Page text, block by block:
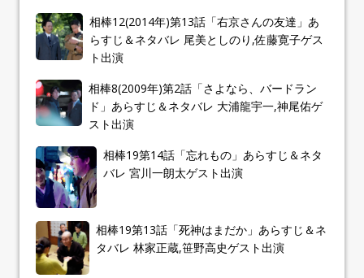
相棒12(2014年)第13話「右京さんの友達」あ
らすじ＆ネタバレ 尾美としのり,佐藤寛子ゲス
ト出演
相棒8(2009年)第2話「さよなら、バードラン
ド」あらすじ＆ネタバレ 大浦龍宇一,神尾佑ゲ
スト出演
相棒19第14話「忘れもの」あらすじ＆ネタ
バレ 宮川一朗太ゲスト出演
相棒19第13話「死神はまだか」あらすじ＆ネ
タバレ 林家正蔵,笹野高史ゲスト出演